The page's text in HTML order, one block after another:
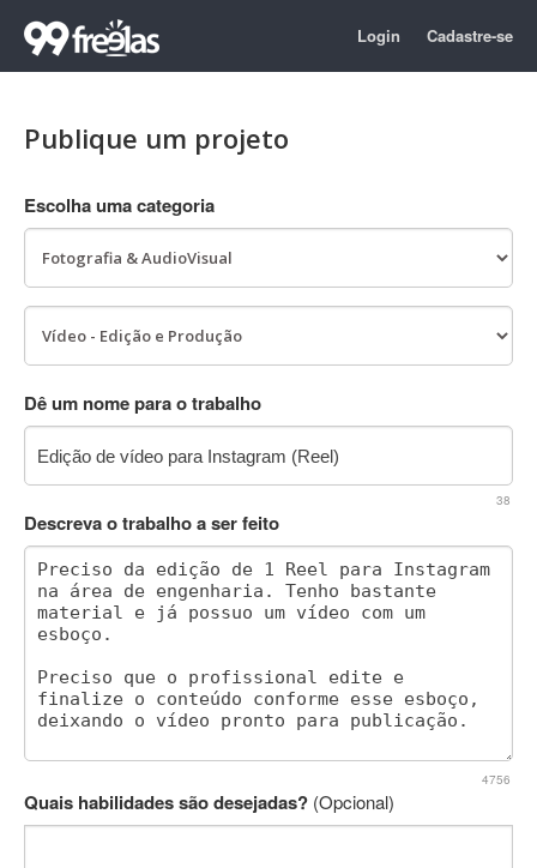
Login Cadastre-se
Publique um projeto
Escolha uma categoria
Dê um nome para o trabalho
38
Descreva o trabalho a ser feito
4756
Quais habilidades são desejadas? (Opcional)